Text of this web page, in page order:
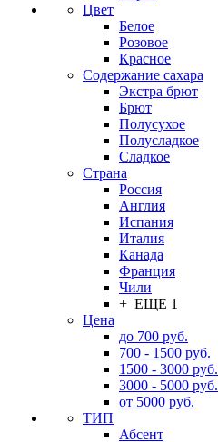
Цвет
Белое
Розовое
Красное
Содержание сахара
Экстра брют
Брют
Полусухое
Полусладкое
Сладкое
Страна
Россия
Англия
Испания
Италия
Канада
Франция
Чили
+ ЕЩЕ 1
Цена
до 700 руб.
700 - 1500 руб.
1500 - 3000 руб.
3000 - 5000 руб.
от 5000 руб.
ТИП
Абсент